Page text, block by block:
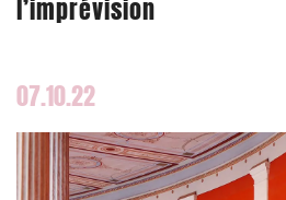
l’imprévision
07.10.22Media et édition
Immobilier et habitat
Entreprises du numérique